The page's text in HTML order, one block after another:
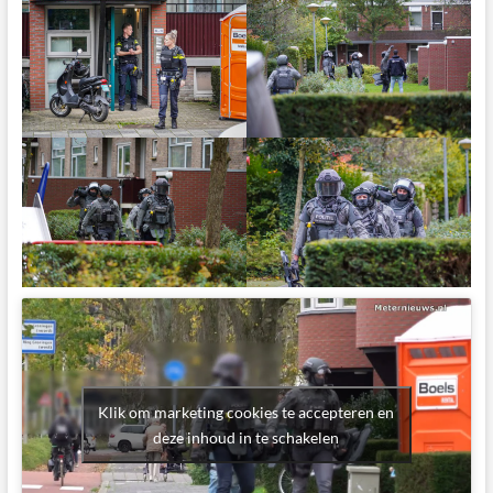
Klik om marketing cookies te accepteren en
deze inhoud in te schakelen